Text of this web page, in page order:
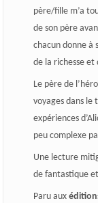
père/fille m’a
de son père
chacun donne à
de la richesse et
Le père de
voyages dans le
expériences
peu complexe
Une lecture
de fantastique
Paru aux